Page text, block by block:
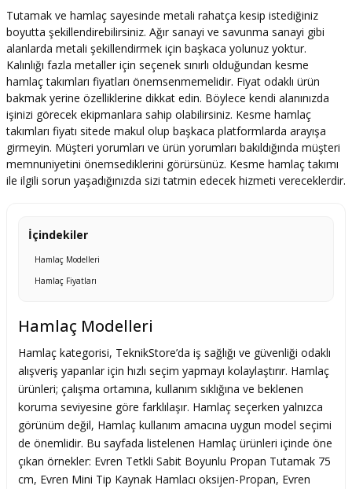
Tutamak ve hamlaç sayesinde metali rahatça kesip istediğiniz
boyutta şekillendirebilirsiniz. Ağır sanayi ve savunma sanayi gibi
alanlarda metali şekillendirmek için başkaca yolunuz yoktur.
Kalınlığı fazla metaller için seçenek sınırlı olduğundan kesme
hamlaç takımları fiyatları önemsenmemelidir. Fiyat odaklı ürün
bakmak yerine özelliklerine dikkat edin. Böylece kendi alanınızda
işinizi görecek ekipmanlara sahip olabilirsiniz. Kesme hamlaç
takımları fiyatı sitede makul olup başkaca platformlarda arayışa
girmeyin. Müşteri yorumları ve ürün yorumları bakıldığında müşteri
memnuniyetini önemsediklerini görürsünüz. Kesme hamlaç takımı
ile ilgili sorun yaşadığınızda sizi tatmin edecek hizmeti vereceklerdir.
İçindekiler
Hamlaç Modelleri
Hamlaç Fiyatları
Hamlaç Modelleri
Hamlaç kategorisi, TeknikStore’da iş sağlığı ve güvenliği odaklı
alışveriş yapanlar için hızlı seçim yapmayı kolaylaştırır. Hamlaç
ürünleri; çalışma ortamına, kullanım sıklığına ve beklenen
koruma seviyesine göre farklılaşır. Hamlaç seçerken yalnızca
görünüm değil, Hamlaç kullanım amacına uygun model seçimi
de önemlidir. Bu sayfada listelenen Hamlaç ürünleri içinde öne
çıkan örnekler: Evren Tetkli Sabit Boyunlu Propan Tutamak 75
cm, Evren Mini Tip Kaynak Hamlacı oksijen-Propan, Evren